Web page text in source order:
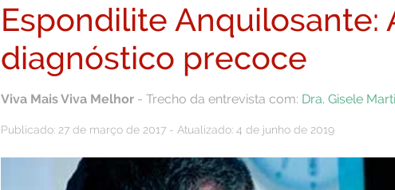
Espondilite Anquilosante:
diagnóstico precoce
Viva Mais Viva Melhor - Trecho da entrevista com: Dra. Gisele
Publicado: 27 de março de 2017 - Atualizado: 4 de junho de 2019